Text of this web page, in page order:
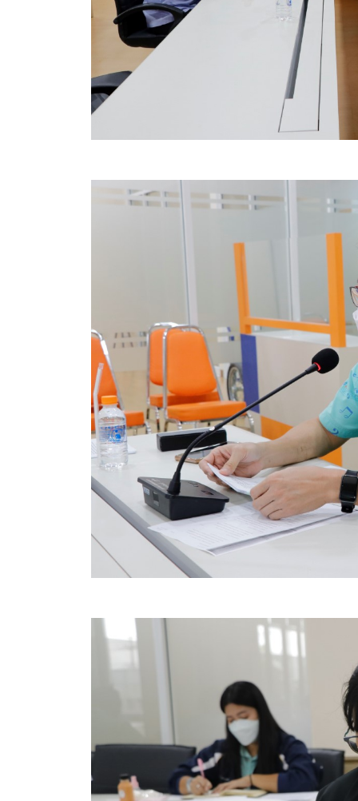
ประกาศแผนการจัดซื้อจัดจ้าง
ประกาศแผนการจัดหาพัสดุ
รายงานผลการจัดซื้อจัดจ้างประจำปีงบประมาณ
ประกาศผู้ชนะการเสนอราคา
ประกาศเชิญชวนประกวดราคา (e-bidding)
ยกเลิกประกาศเชิญชวน
ยกเลิกประกาศผู้ชนะ
เปลี่ยนแปลงประกาศผู้ชนะ
เปลี่ยนแปลงประกาศเชิญชวน
ประกาศขายทอดตลาดทรัพย์สินประจำปี
ประกาศกำหนดอายุการใช้งานของสินทรัพย์ขององ
คู่มือการปฏิบัติงานฝ่ายทะเบียนพัสดุและทรัพย์สิน
การประเมินความพึงพอใจของการดำเนินงาน อบจ.
ขั้นตอนและวิธีการชำระภาษีฯ
แบบฟอร์มการชำระภาษีฯ
การบริการแบบเบ็ดเสร็จ (One Stop Service)